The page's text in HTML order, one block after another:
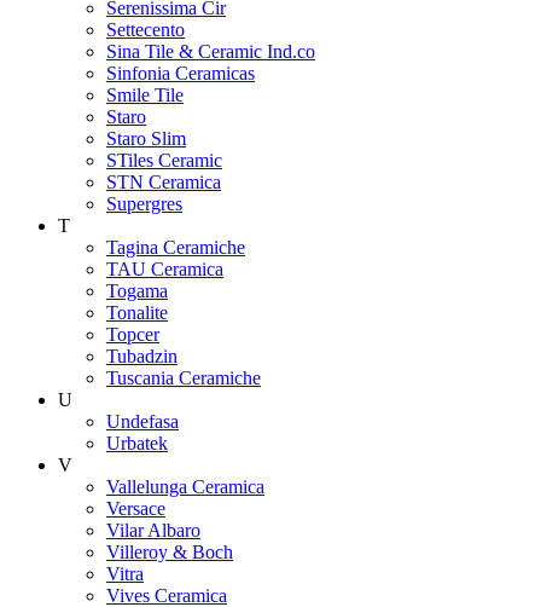
Serenissima Cir
Settecento
Sina Tile & Ceramic Ind.co
Sinfonia Ceramicas
Smile Tile
Staro
Staro Slim
STiles Ceramic
STN Ceramica
Supergres
T
Tagina Ceramiche
TAU Ceramica
Togama
Tonalite
Topcer
Tubadzin
Tuscania Ceramiche
U
Undefasa
Urbatek
V
Vallelunga Ceramica
Versace
Vilar Albaro
Villeroy & Boch
Vitra
Vives Ceramica